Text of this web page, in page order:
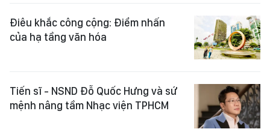
Điêu khắc công cộng: Điểm nhấn
của hạ tầng văn hóa
Tiến sĩ - NSND Đỗ Quốc Hưng và sứ
mệnh nâng tầm Nhạc viện TPHCM